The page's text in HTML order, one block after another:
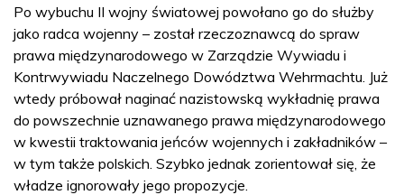
Po wybuchu II wojny światowej powołano go do służby
jako radca wojenny – został rzeczoznawcą do spraw
prawa międzynarodowego w Zarządzie Wywiadu i
Kontrwywiadu Naczelnego Dowództwa Wehrmachtu. Już
wtedy próbował naginać nazistowską wykładnię prawa
do powszechnie uznawanego prawa międzynarodowego
w kwestii traktowania jeńców wojennych i zakładników –
w tym także polskich. Szybko jednak zorientował się, że
władze ignorowały jego propozycje.